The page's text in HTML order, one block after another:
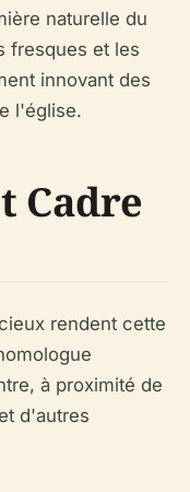
naturelle du
fresques et les
innovant des
l'église.
Cadre
rendent cette
à proximité de
d'autres